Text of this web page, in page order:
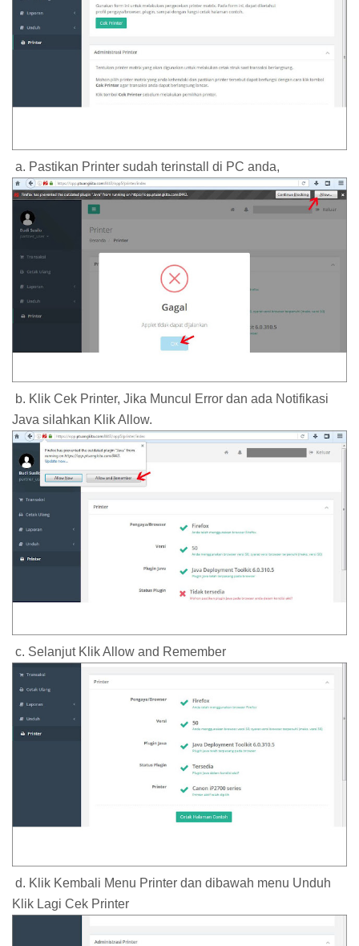
a. Pastikan Printer sudah terinstall di PC anda,
b. Klik Cek Printer, Jika Muncul Error dan ada Notifikasi
Java silahkan Klik Allow.
c. Selanjut Klik Allow and Remember
d. Klik Kembali Menu Printer dan dibawah menu Unduh
Klik Lagi Cek Printer